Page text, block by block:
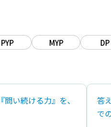
PYP MYP
DP
問い続ける力』を、
答
で